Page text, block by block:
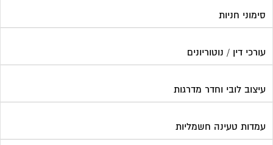
סימוני חניות
עורכי דין / נוטוריונים
עיצוב לובי וחדר מדרגות
עמדות טעינה חשמליות